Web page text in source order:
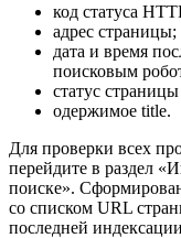
код статуса
адрес страницы;
дата и время
поисковым
статус
одержимое title.
Для проверки всех
перейдите в раздел
поиске».
со списком URL
последней